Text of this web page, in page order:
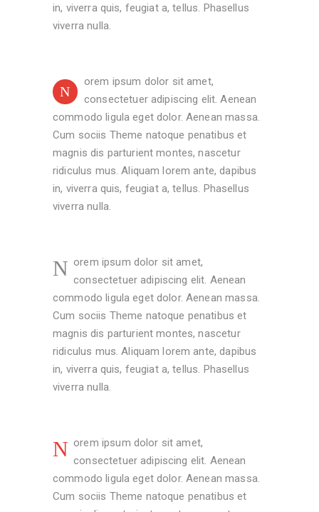
in, viverra quis, feugiat a, tellus. Phasellus
viverra nulla.
N
orem ipsum dolor sit amet,
consectetuer adipiscing elit. Aenean
commodo ligula eget dolor. Aenean massa.
Cum sociis Theme natoque penatibus et
magnis dis parturient montes, nascetur
ridiculus mus. Aliquam lorem ante, dapibus
in, viverra quis, feugiat a, tellus. Phasellus
viverra nulla.
N orem ipsum dolor sit amet,
consectetuer adipiscing elit. Aenean
commodo ligula eget dolor. Aenean massa.
Cum sociis Theme natoque penatibus et
magnis dis parturient montes, nascetur
ridiculus mus. Aliquam lorem ante, dapibus
in, viverra quis, feugiat a, tellus. Phasellus
viverra nulla.
N orem ipsum dolor sit amet,
consectetuer adipiscing elit. Aenean
commodo ligula eget dolor. Aenean massa.
Cum sociis Theme natoque penatibus et